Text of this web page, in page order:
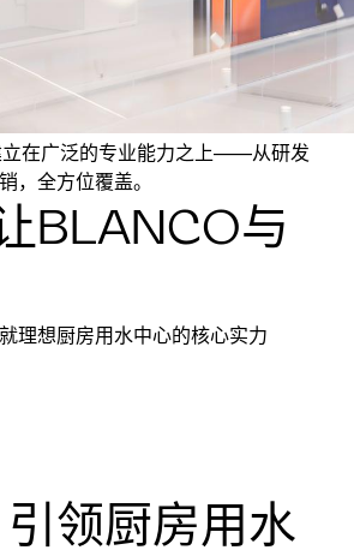
专业技术
领域的专业能力
在广泛的专业能力之上——从研发
，全方位覆盖。
BLANCO与
理想厨房用水中心的核心实力
领厨房用水